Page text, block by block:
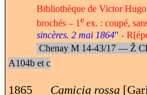
Bibliothèque de Victor
brochés – 1eex. : coupé,
sincères. 2 mai 1864" -
Chenay M 14-43/17 — Ž
A104b et c
1865 Camicia rossa